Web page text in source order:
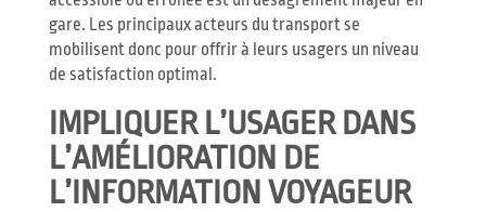
gare. Les principaux acteurs du transport se
mobilisent donc pour offrir à leurs usagers un niveau
de satisfaction optimal.
IMPLIQUER L’USAGER DANS
L’AMÉLIORATION DE
L’INFORMATION VOYAGEUR